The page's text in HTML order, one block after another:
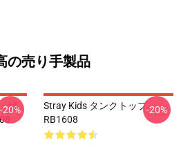
の売り手製品
緑
-20%
Stray Kids タンクトップ
RB1608
-20%